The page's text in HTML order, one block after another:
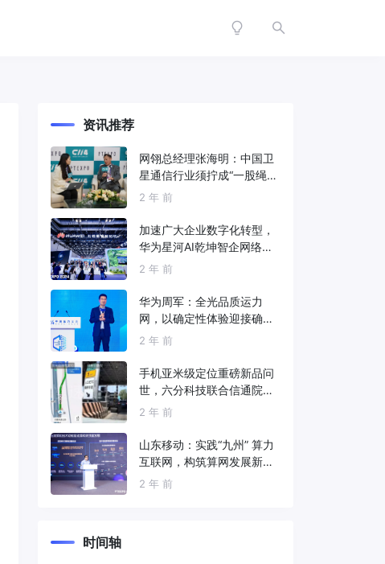
资讯推荐
网翎总经理张海明：中国卫
星通信行业须拧成“一股绳”
共同打造垂直产业链
2 年 前
加速广大企业数字化转型，
华为星河AI乾坤智企网络解
决方案亮相2024中国国际信
2 年 前
华为周军：全光品质运力
网，以确定性体验迎接确定
性的智能时代
2 年 前
手机亚米级定位重磅新品问
世，六分科技联合信通院发
布免费服务
2 年 前
山东移动：实践“九州” 算力
互联网，构筑算网发展新底
座
2 年 前
时间轴